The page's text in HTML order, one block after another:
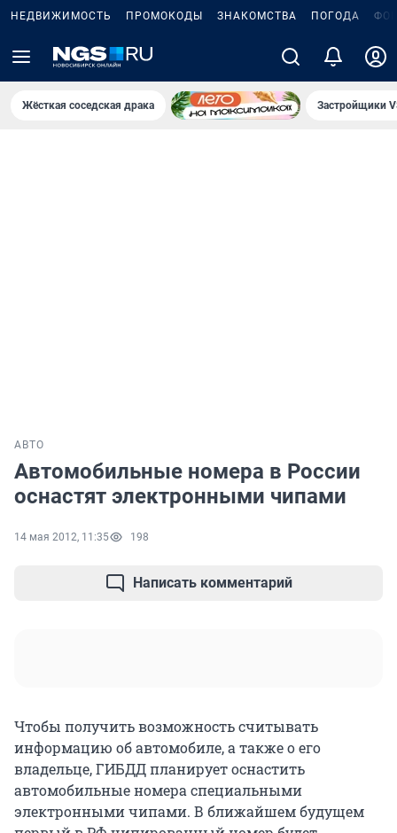
НЕДВИЖИМОСТЬ ПРОМОКОДЫ ЗНАКОМСТВА ПОГОДА
Жёсткая соседская драка Застройщики
АВТО
Автомобильные номера в России
оснастят электронными чипами
14 мая 2012, 11:35 198
Написать комментарий
Чтобы получить возможность считывать
информацию об автомобиле, а также о его
владельце, ГИБДД планирует оснастить
автомобильные номера специальными
электронными чипами. В ближайшем будущем